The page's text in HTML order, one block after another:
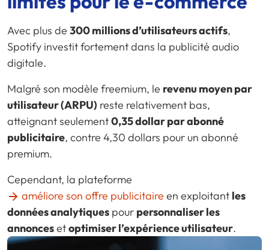
Avec plus de 300 millions d’utilisateurs actifs,
Spotify investit fortement dans la publicité audio
digitale.
Malgré son modèle freemium, le revenu moyen par
utilisateur (ARPU) reste relativement bas,
atteignant seulement0,35 dollar par abonné
publicitaire, contre 4,30 dollars pour un abonné
premium.
Cependant, la plateforme
améliore son offre publicitaire en exploitant les
données analytiques pour personnaliser les
annoncesetoptimiser l’expérience utilisateur.